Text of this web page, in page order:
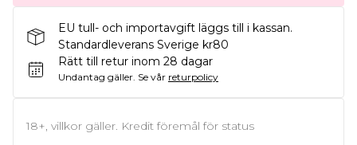
EU tull- och importavgift läggs till i kassan.
Standardleverans Sverige kr80
Rätt till retur inom 28 dagar
Undantag gäller. Se vår returpolicy
18+, villkor gäller. Kredit föremål för status